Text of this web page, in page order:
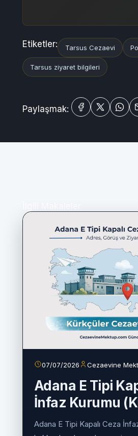
Etiketler: Tarsus Cezaevi
Tarsus ziyaret bilgileri
Paylaşmak:
07/07/2026 Cezaevine
Adana E Tipi
İnfaz Kurumu
2026 Rehberi
Adana E Tipi Kapalı Ceza